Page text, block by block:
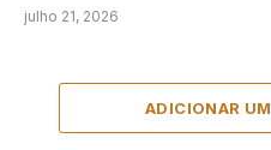
julho 21, 2026
ADICIONAR